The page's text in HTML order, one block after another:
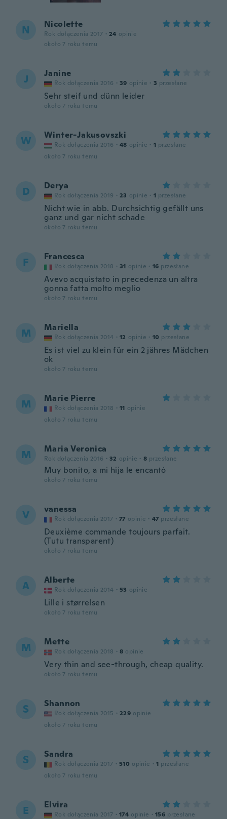
N Nicolette
Rok dołączenia 2017 · 24 opinie
około 7 roku temu
J Janine
Rok dołączenia 2016 · 39 opinie · 3 przesłane
Sehr steif und dünn leider
około 7 roku temu
W Winter-Jakusovszki
Rok dołączenia 2016 · 48 opinie · 1 przesłane
około 7 roku temu
D Derya
Rok dołączenia 2019 · 23 opinie · 1 przesłane
Nicht wie in abb. Durchsichtig gefällt uns
ganz und gar nicht schade
około 7 roku temu
F Francesca
Rok dołączenia 2018 · 31 opinie · 16 przesłane
Avevo acquistato in precedenza un altra
gonna fatta molto meglio
około 7 roku temu
M Mariella
Rok dołączenia 2014 · 12 opinie · 10 przesłane
Es ist viel zu klein für ein 2 jähres Mädchen
ok
około 7 roku temu
M Marie Pierre
Rok dołączenia 2018 · 11 opinie
około 7 roku temu
M Maria Veronica
Rok dołączenia 2016 · 32 opinie · 8 przesłane
Muy bonito, a mi hija le encantó
około 7 roku temu
V vanessa
Rok dołączenia 2017 · 77 opinie · 47 przesłane
Deuxième commande toujours parfait.
(Tutu transparent)
około 7 roku temu
A Alberte
Rok dołączenia 2014 · 53 opinie
Lille i størrelsen
około 7 roku temu
M Mette
Rok dołączenia 2018 · 8 opinie
Very thin and see-through, cheap quality.
około 7 roku temu
S Shannon
Rok dołączenia 2015 · 229 opinie
około 7 roku temu
S Sandra
Rok dołączenia 2017 · 510 opinie · 1 przesłane
około 7 roku temu
E Elvira
Rok dołączenia 2017 · 174 opinie · 156 przesłane